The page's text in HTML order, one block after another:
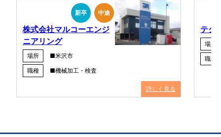
新卒 中途
株式会社マルコーエンジ
ニアリング
場所
■米沢市
職種
■機械加工・検査
詳しく見る
テク
場所
職種